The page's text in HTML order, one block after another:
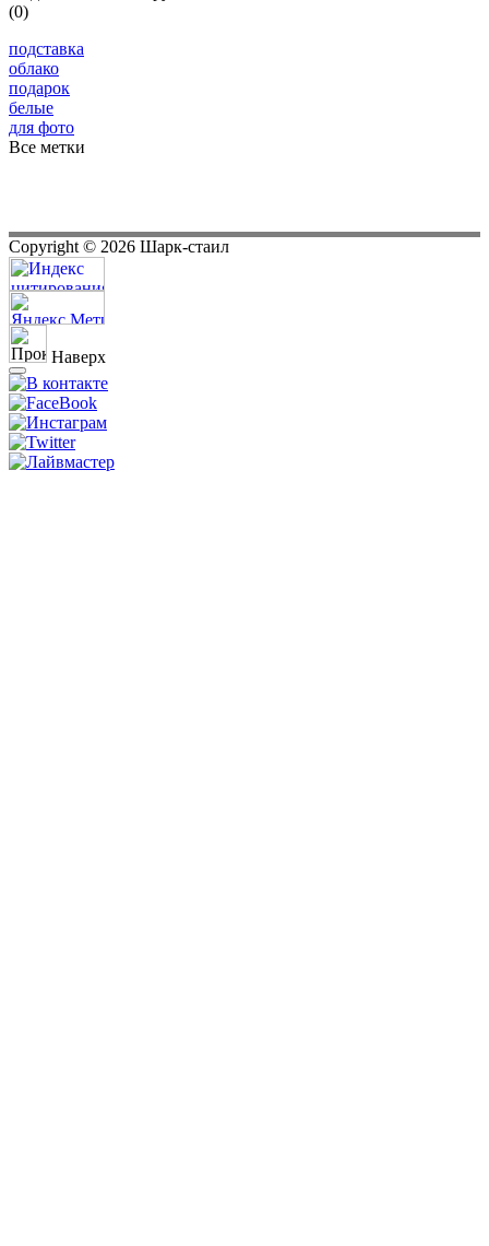
(0)
подставка
облако
подарок
белые
для фото
Все метки
Copyright © 2026 Шарк-стаил
Наверх